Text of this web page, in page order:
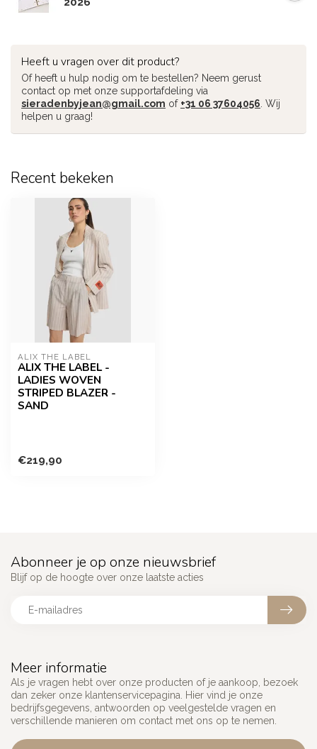
Heeft u vragen over dit product?
Of heeft u hulp nodig om te bestellen? Neem gerust
contact op met onze supportafdeling via
sieradenbyjean@gmail.com of +31 06 37604056 . Wij
helpen u graag!
Recent bekeken
ALIX THE LABEL
ALIX THE LABEL -
LADIES WOVEN
STRIPED BLAZER -
SAND
€219,90
Meer informatie
Als je vragen hebt over onze producten of je aankoop, bezoek
dan zeker onze klantenservicepagina. Hier vind je onze
bedrijfsgegevens, antwoorden op veelgestelde vragen en
verschillende manieren om contact met ons op te nemen.
Abonneer je op onze nieuwsbrief
Blijf op de hoogte over onze laatste acties